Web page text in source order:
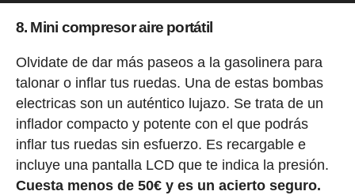
8. Mini compresor aire portátil
Olvidate de dar más paseos a la gasolinera para
talonar o inflar tus ruedas. Una de estas bombas
electricas son un auténtico lujazo. Se trata de un
inflador compacto y potente con el que podrás
inflar tus ruedas sin esfuerzo. Es recargable e
incluye una pantalla LCD que te indica la presión.
Cuesta menos de 50€ y es un acierto seguro.